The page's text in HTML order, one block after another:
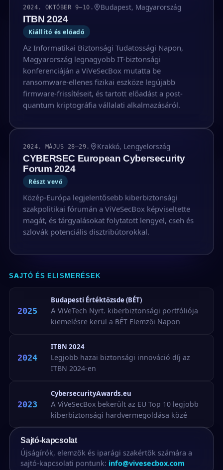
2024. OKTÓBER 9–10. Budapest, Magyarország
ITBN 2024
Kiállító és előadó
Az Informatikai Biztonsági Tudatossági Napon,
Magyarország legnagyobb IT-biztonsági
konferenciáján a ViVeSecBox mutatta be
ransomware-ellenes fizikai eszköze legújabb
firmware-frissítéseit, és tartott előadást a post-
quantum kriptográfia vállalati alkalmazásáról.
2024. MÁJUS 28–29. Krakkó, Lengyelország
CYBERSEC European Cybersecurity
Forum 2024
Részt vevő
Közép-Európa legjelentősebb kiberbiztonsági
szakpolitikai fórumán a ViVeSecBox képviseltette
magát, és tárgyalásokat folytatott lengyel, cseh és
szlovák potenciális disztribútorokkal.
SAJTÓ ÉS ELISMERÉSEK
2025
Budapesti Értéktőzsde (BÉT)
A ViVeTech Nyrt. kiberbiztonsági portfóliója
kiemelésre kerül a BÉT Elemzői Napon
2024
ITBN 2024
Legjobb hazai biztonsági innováció díj az
ITBN 2024-en
2023
CybersecurityAwards.eu
A ViVeSecBox bekerült az EU Top 10 legjobb
kiberbiztonsági hardvermegoldása közé
Sajtó-kapcsolat
Újságírók, elemzők és iparági szakértők számára a
sajtó-kapcsolati pontunk: info@vivesecbox.com